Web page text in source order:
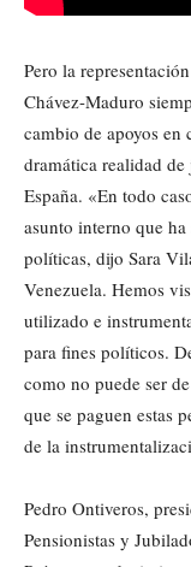
Pero la
Chávez-Maduro
cambio de apoyos en
dramática realidad
España. «En todo
asunto interno que
políticas, dijo Sara
Venezuela. Hemos
utilizado e
para fines políticos.
como no puede ser
que se paguen estas
de la
Pedro Ontiveros,
Pensionistas y